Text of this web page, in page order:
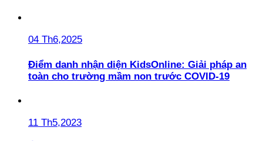
04 Th6,2025
Điểm danh nhận diện KidsOnline: Giải pháp an
toàn cho trường mầm non trước COVID-19
11 Th5,2023